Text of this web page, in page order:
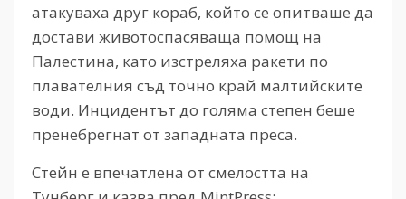
атакуваха друг кораб, който се опитваше да
достави животоспасяваща помощ на
Палестина, като изстреляха ракети по
плавателния съд точно край малтийските
води. Инцидентът до голяма степен беше
пренебрегнат от западната преса.
Стейн е впечатлена от смелостта на